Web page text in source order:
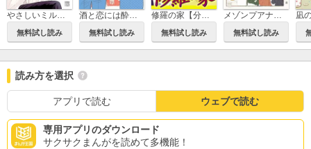
やさしいミルク【電子単行本】
無料試し読み
酒と恋には酔って然るべき【電子単行本】
無料試し読み
修羅の家【分冊版】
無料試し読み
メゾンプアナの7人の食卓【電子単行本】
無料試し読み
凪
読み方を選択
アプリで読む ウェブで読む
専用アプリのダウンロード
サクサクまんがを読めて多機能！